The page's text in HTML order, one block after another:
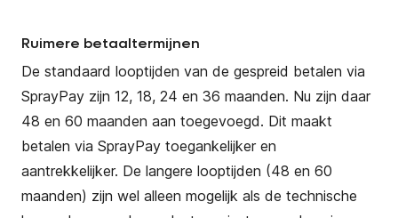
Ruimere betaaltermijnen
De standaard looptijden van de gespreid betalen via
SprayPay zijn 12, 18, 24 en 36 maanden. Nu zijn daar
48 en 60 maanden aan toegevoegd. Dit maakt
betalen via SprayPay toegankelijker en
aantrekkelijker. De langere looptijden (48 en 60
maanden) zijn wel alleen mogelijk als de technische